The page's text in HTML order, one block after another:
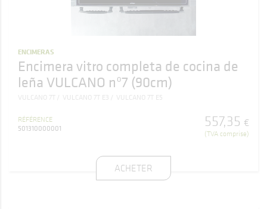
ENCIMERAS
Encimera vitro completa de cocina de
leña VULCANO nº7 (90cm)
VULCANO 7T VULCANO 7T E3 VULCANO 7T E5
RÉFÉRENCE
501310000001
557,35 €
(TVA comprise)
ACHETER